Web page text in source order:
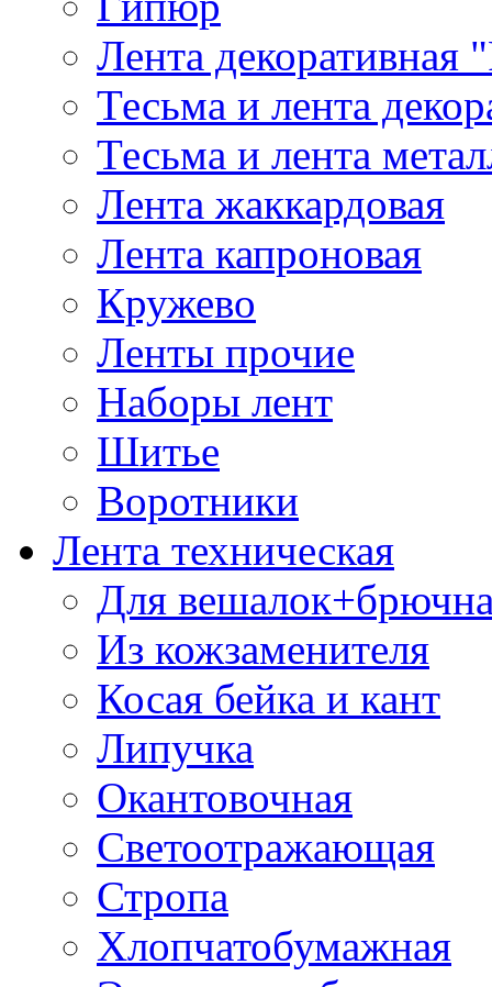
Лента декоративная
Тесьма и лента
Тесьма и лента
Лента жаккардовая
Лента капроновая
Кружево
Ленты прочие
Наборы лент
Шитье
Воротники
Лента техническая
Для
Из кожзаменителя
Косая бейка и кант
Липучка
Окантовочная
Светоотражающая
Стропа
Хлопчатобумажная